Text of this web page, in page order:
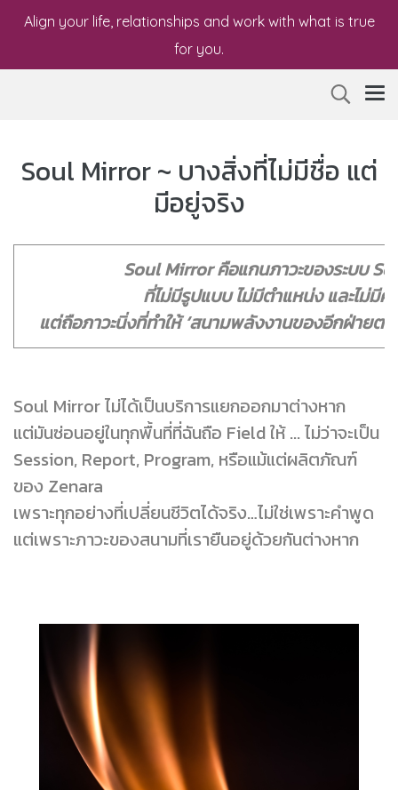
Align your life, relationships and work with what is true
for you.
Soul Mirror ~ บางสิ่งที่ไม่มีชื่อ แต่
มีอยู่จริง
Soul Mirror คือแกนภาวะของระบบ
ที่ไม่มีรูปแบบ ไม่มีตำแหน่ง และไม่มี
แต่ถือภาวะนิ่งที่ทำให้ ‘สนามพลังงานของอีกฝ่ายต
Soul Mirror ไม่ได้เป็นบริการแยกออกมาต่างหาก
แต่มันซ่อนอยู่ในทุกพื้นที่ที่ฉันถือ Field ให้ ... ไม่ว่าจะเป็น
Session, Report, Program, หรือแม้แต่ผลิตภัณฑ์
ของ Zenara
เพราะทุกอย่างที่เปลี่ยนชีวิตได้จริง…ไม่ใช่เพราะคำพูด
แต่เพราะภาวะของสนามที่เรายืนอยู่ด้วยกันต่างหาก